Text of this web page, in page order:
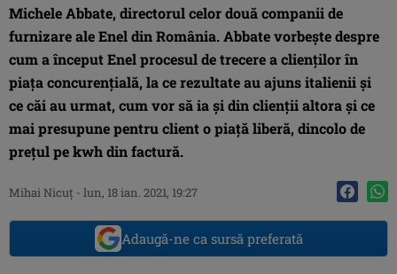
Michele Abbate, directorul celor două companii de
furnizare ale Enel din România. Abbate vorbește despre
cum a început Enel procesul de trecere a clienților în
piața concurențială, la ce rezultate au ajuns italienii și
ce căi au urmat, cum vor să ia și din clienții altora și ce
mai presupune pentru client o piață liberă, dincolo de
prețul pe kwh din factură.
Mihai Nicuţ - lun, 18 ian. 2021, 19:27
Adaugă-ne ca sursă preferată